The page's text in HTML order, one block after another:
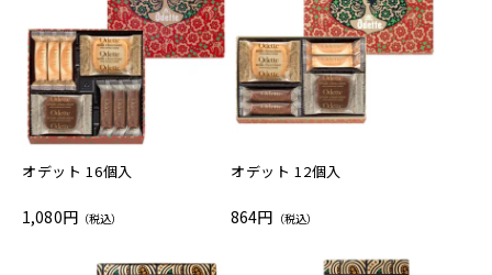
オデット 16個入
1,080円 （税込）
オデット 12個入
864円 （税込）